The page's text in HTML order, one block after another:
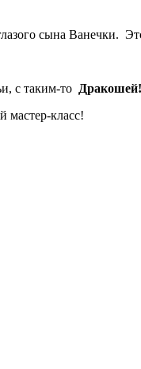
сына Ванечки.
с таким-то Дракошей!
мастер-класс!